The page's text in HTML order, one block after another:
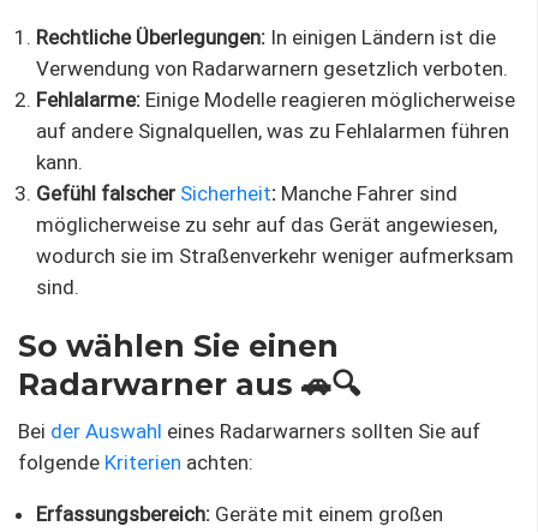
Rechtliche Überlegungen: In einigen Ländern ist die
Verwendung von Radarwarnern gesetzlich verboten.
Fehlalarme: Einige Modelle reagieren möglicherweise
auf andere Signalquellen, was zu Fehlalarmen führen
kann.
Gefühl falscher Sicherheit: Manche Fahrer sind
möglicherweise zu sehr auf das Gerät angewiesen,
wodurch sie im Straßenverkehr weniger aufmerksam
sind.
So wählen Sie einen
Radarwarner aus 🚗🔍
Bei der Auswahl eines Radarwarners sollten Sie auf
folgende Kriterien achten:
Erfassungsbereich: Geräte mit einem großen